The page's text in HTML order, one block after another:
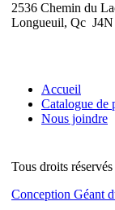
2536 Chemin du
Longueuil, Qc
Accueil
Catalogue de
Nous joindre
Tous droits
Conception Géant